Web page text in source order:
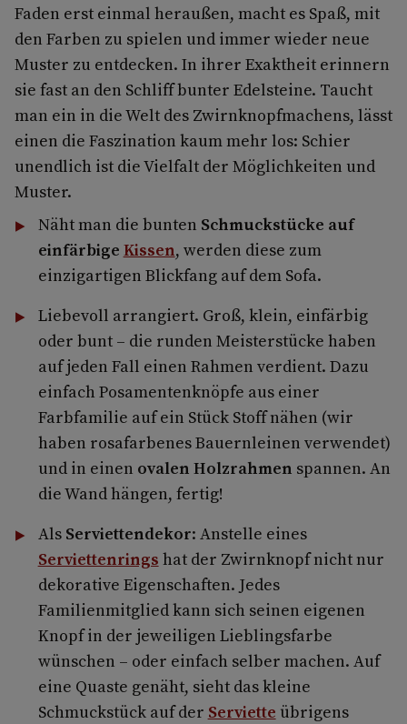
Faden erst einmal heraußen, macht es Spaß, mit
den Farben zu spielen und immer wieder neue
Muster zu entdecken. In ihrer Exaktheit erinnern
sie fast an den Schliff bunter Edelsteine. Taucht
man ein in die Welt des Zwirnknopfmachens, lässt
einen die Faszination kaum mehr los: Schier
unendlich ist die Vielfalt der Möglichkeiten und
Muster.
Näht man die bunten Schmuckstücke auf
einfärbige Kissen, werden diese zum
einzigartigen Blickfang auf dem Sofa.
Liebevoll arrangiert. Groß, klein, einfärbig
oder bunt – die runden Meisterstücke haben
auf jeden Fall einen Rahmen verdient. Dazu
einfach Posamentenknöpfe aus einer
Farbfamilie auf ein Stück Stoff nähen (wir
haben rosafarbenes Bauernleinen verwendet)
und in einen ovalen Holzrahmen spannen. An
die Wand hängen, fertig!
AlsServiettendekor: Anstelle eines
Serviettenrings hat der Zwirnknopf nicht nur
dekorative Eigenschaften. Jedes
Familienmitglied kann sich seinen eigenen
Knopf in der jeweiligen Lieblingsfarbe
wünschen – oder einfach selber machen. Auf
eine Quaste genäht, sieht das kleine
Schmuckstück auf der Serviette übrigens